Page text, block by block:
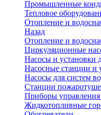
Промышленные
Тепловое
Отопление и
Назад
Отопление и
Циркуляционные
Насосы и установки
Насосные станции и
Насосы для систем
Станции
Приборы управления
Жидкотопливные